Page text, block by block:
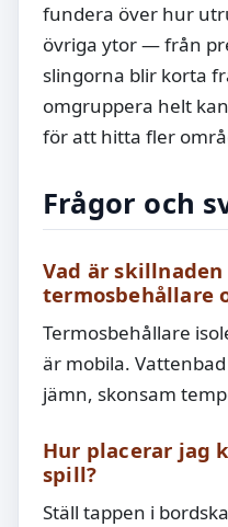
fundera över hur
övriga ytor — från
slingorna blir korta
omgruppera helt
för att hitta fler
Frågor och
Vad är
termosbehållare
Termosbehållare
är mobila.
jämn, skonsam
Hur placerar jag
spill?
Ställ tappen i